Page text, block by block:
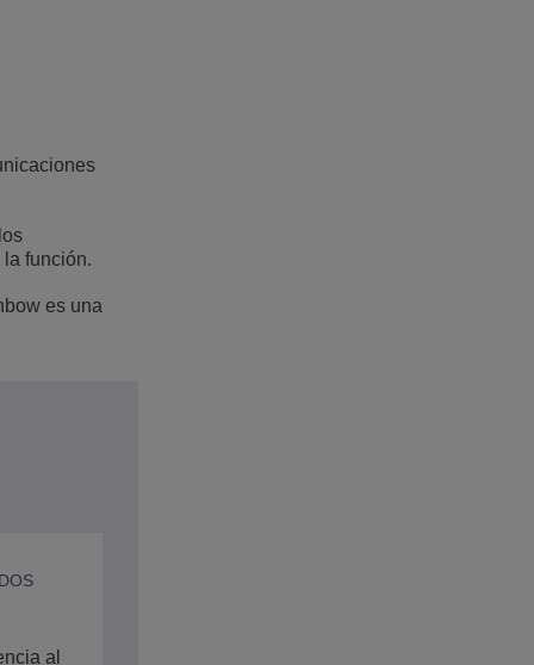
función.
es una
al